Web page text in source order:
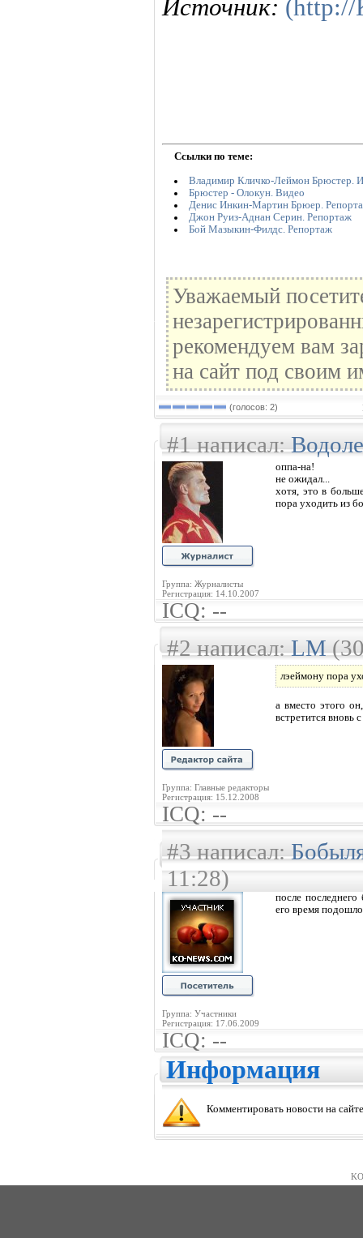
Источник: (http://
Ссылки по теме:
Владимир Кличко-Леймон Брюстер.
Брюстер - Олокун. Видео
Денис Инкин-Мартин Брюер.
Джон Руиз-Аднан Серин. Репортаж
Бой Мазыкин-Филдс. Репортаж
Уважаемый
рекомендуем вам
на сайт под своим
(голосов: 2)
#1 написал:
Группа: Журналисты
Регистрация: 14.10.2007
оппа-на!
не ожидал...
хотя, это в
пора уходить из
ICQ: --
#2 написал:LM(30
Группа: Главные редакторы
Регистрация: 15.12.2008
лэеймону пора
а вместо этого
встретится вновь
ICQ: --
#3 написал:
11:28)
Группа: Участники
Регистрация: 17.06.2009
после
его время
ICQ: --
Информация
Комментировать новости на